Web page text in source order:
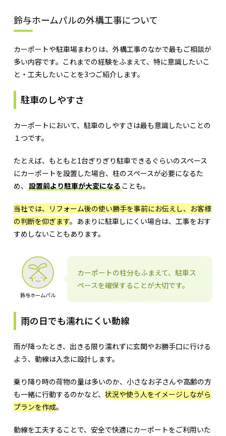
鈴与ホームパルの外構工事について
カーポートや駐車場まわりは、外構工事のなかで最もご相談が
多い内容です。これまでの経験をふまえて、特に意識したいこ
と・工夫したいことを3つご紹介します。
駐車のしやすさ
カーポートにおいて、駐車のしやすさは最も意識したいことの
１つです。
たとえば、もともと1台ぎりぎり駐車できるぐらいのスペース
にカーポートを設置した場合、柱のスペースが必要になるた
め、 設置前より駐車が大変になることも。
当社では、リフォーム後の使い勝手を事前にお伝えし、お客様
の判断を仰ぎます。あまりに駐車しにくい場合は、工事をおす
すめしないこともあります。
鈴与ホームパル
カーポートの柱分もふまえて、駐車ス
ペースを確保することが大切です。
雨の日でも濡れにくい動線
雨が降ったとき、出きる限り濡れずに玄関やお勝手口に行ける
よう、動線は入念に設計します。
乗り降り時の荷物の量は多いのか、小さなお子さんや高齢の方
も一緒に行動するのかなど、 状況や使う人をイメージしながら
プランを作成。
動線を工夫することで、安全で快適にカーポートをご利用いた